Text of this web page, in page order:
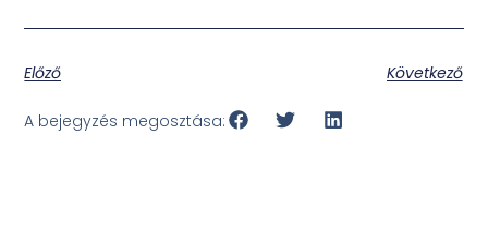
Előző Következő
A bejegyzés megosztása: